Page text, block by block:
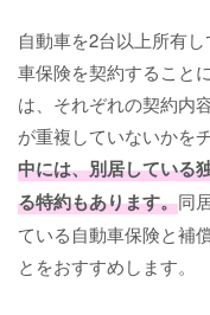
自動車を2台以上所有
車保険を契約すること
は、それぞれの契約内
が重複していないかを
中には、別居している
る特約もあります。同
ている自動車保険と補
とをおすすめします。